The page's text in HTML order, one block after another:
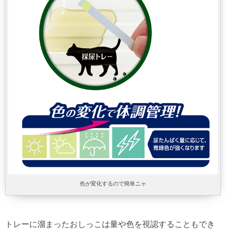
色が変化するので簡単ニャ
トレーに溜まったおしっこは量や色を視認することもでき